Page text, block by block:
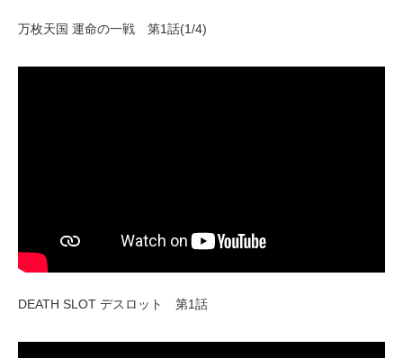
万枚天国 運命の一戦 第1話(1/4)
DEATH SLOT デスロット 第1話